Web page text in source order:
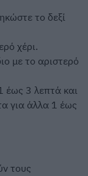
το δεξί
χέρι.
με το αριστερό
έως 3 λεπτά και
για άλλα 1 έως
τους